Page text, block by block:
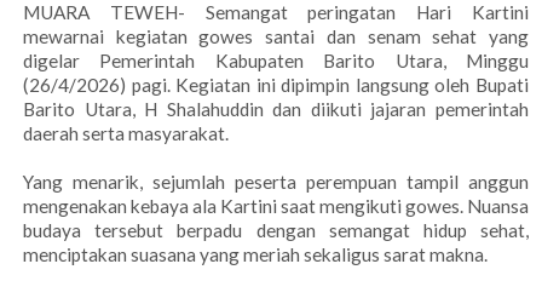
MUARA TEWEH- Semangat peringatan Hari Kartini
mewarnai kegiatan gowes santai dan senam sehat yang
digelar Pemerintah Kabupaten Barito Utara, Minggu
(26/4/2026) pagi. Kegiatan ini dipimpin langsung oleh Bupati
Barito Utara, H Shalahuddin dan diikuti jajaran pemerintah
daerah serta masyarakat.
Yang menarik, sejumlah peserta perempuan tampil anggun
mengenakan kebaya ala Kartini saat mengikuti gowes. Nuansa
budaya tersebut berpadu dengan semangat hidup sehat,
menciptakan suasana yang meriah sekaligus sarat makna.